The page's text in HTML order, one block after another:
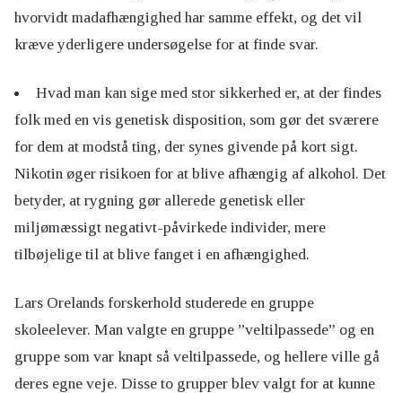
hvorvidt madafhængighed har samme effekt, og det vil
kræve yderligere undersøgelse for at finde svar.
Hvad man kan sige med stor sikkerhed er, at der findes
folk med en vis genetisk disposition, som gør det sværere
for dem at modstå ting, der synes givende på kort sigt.
Nikotin øger risikoen for at blive afhængig af alkohol. Det
betyder, at rygning gør allerede genetisk eller
miljømæssigt negativt-påvirkede individer, mere
tilbøjelige til at blive fanget i en afhængighed.
Lars Orelands forskerhold studerede en gruppe
skoleelever. Man valgte en gruppe ”veltilpassede” og en
gruppe som var knapt så veltilpassede, og hellere ville gå
deres egne veje. Disse to grupper blev valgt for at kunne